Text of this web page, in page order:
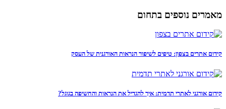
מאמרים נוספים בתחום
קידום אתרים בצפון: טיפים לשיפור הנראות האורגנית של העסק
קידום אורגני לאתרי תדמית: איך להגדיל את הנראות והחשיפה בגוגל?